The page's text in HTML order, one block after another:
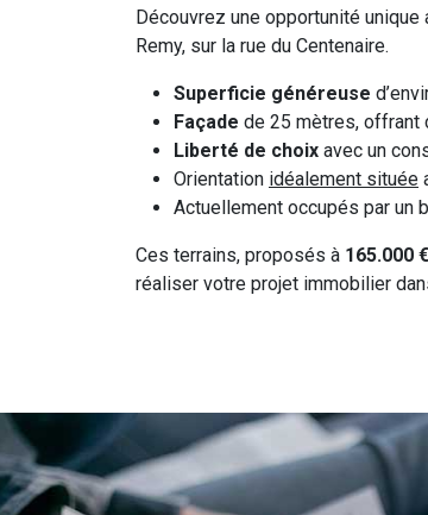
Découvrez une opportunité unique
Remy, sur la rue du Centenaire.
Superficie généreuse
Façade de 25 mètres,
Liberté de choix avec un
Orientation idéalement située
Actuellement occupés par un
Ces terrains, proposés à 165.000
réaliser votre projet immobilier